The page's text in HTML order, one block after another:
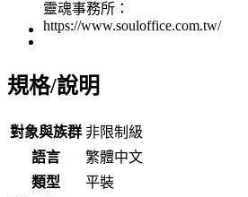
靈魂事務所：
https://www.souloffice.com.tw/
規格/說明
對象與族群 非限制級
語言
繁體中文
類型
平裝